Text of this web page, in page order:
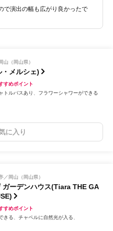
で演出の幅も広がり良かったで
岡山（岡山県）
メルシェ)
すめポイント
トルバスあり フラワーシャワーができる
に入り
岡山（岡山県）
ガーデンハウス(Tiara THE GA
すめポイント
きる
チャペルに自然光が入る